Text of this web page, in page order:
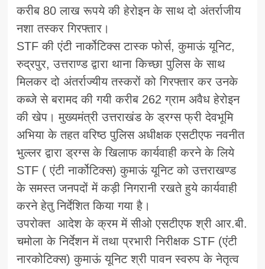
करीब 80 लाख रूपये की हेरोइन के साथ दो अंतर्राजीय
नशा तस्कर गिरफ्तार।
STF की एंटी नार्कोटिक्स टास्क फोर्स, कुमाऊं यूनिट,
रुद्रपुर, उत्तराण्ड द्वारा थाना किच्छा पुलिस के साथ
मिलकर दो अंतर्राज्यीय तस्करों को गिरफ्तार कर उनके
कब्जे से बरामद की गयी करीब 262 ग्राम अवैध हेरोइन
की खेप। मुख्यमंत्री उत्तराखंड के ड्रग्स फ्री देवभूमि
अभिया के तहत वरिष्ठ पुलिस अधीक्षक एसटीएफ नवनीत
भुल्लर द्वारा ड्रग्स के खिलाफ कार्यवाही करने के लिये
STF ( एंटी नार्कोटिक्स) कुमाऊं यूनिट को उत्तराखण्ड
के समस्त जनपदों में कड़ी निगरानी रखते हुये कार्यवाही
करने हेतु निर्देशित किया गया है।
उपरोक्त आदेश के क्रम में सीओ एसटीएफ श्री आर.बी.
चमोला के निर्देशन में तथा प्रभारी निरीक्षक STF (एंटी
नारकोटिक्स) कुमाऊं यूनिट श्री पावन स्वरुप के नेतृत्व